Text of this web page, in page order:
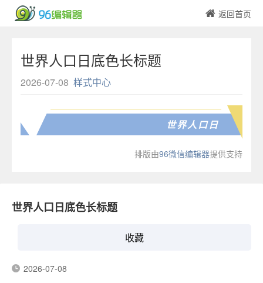
返回首页
世界人口日底色长标题
2026-07-08 样式中心
世界人口日
排版由96微信编辑器提供支持
世界人口日底色长标题
收藏
2026-07-08